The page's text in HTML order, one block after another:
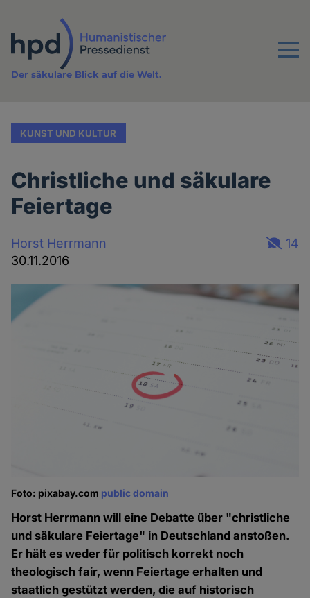
Inhalt
Menu
Der säkulare Blick auf die Welt.
KUNST UND KULTUR
Christliche und säkulare
Feiertage
Horst Herrmann
30.11.2016
14
Foto: pixabay.com public domain
Horst Herrmann will eine Debatte über "christliche
und säkulare Feiertage" in Deutschland anstoßen.
Er hält es weder für politisch korrekt noch
theologisch fair, wenn Feiertage erhalten und
staatlich gestützt werden, die auf historisch